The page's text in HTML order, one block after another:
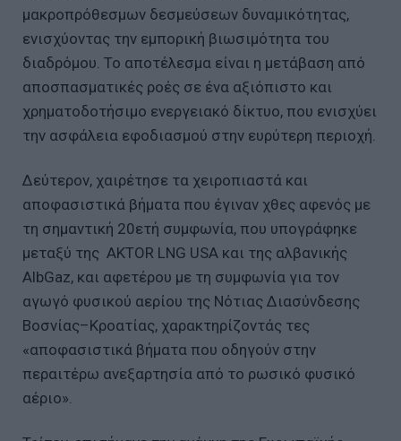
μακροπρόθεσμων δεσμεύσεων δυναμικότητας,
ενισχύοντας την εμπορική βιωσιμότητα του
διαδρόμου. Το αποτέλεσμα είναι η μετάβαση από
αποσπασματικές ροές σε ένα αξιόπιστο και
χρηματοδοτήσιμο ενεργειακό δίκτυο, που ενισχύει
την ασφάλεια εφοδιασμού στην ευρύτερη περιοχή.
Δεύτερον, χαιρέτησε τα χειροπιαστά και
αποφασιστικά βήματα που έγιναν χθες αφενός με
τη σημαντική 20ετή συμφωνία, που υπογράφηκε
μεταξύ της AKTOR LNG USA και της αλβανικής
AlbGaz, και αφετέρου με τη συμφωνία για τον
αγωγό φυσικού αερίου της Νότιας Διασύνδεσης
Βοσνίας–Κροατίας, χαρακτηρίζοντάς τες
«αποφασιστικά βήματα που οδηγούν στην
περαιτέρω ανεξαρτησία από το ρωσικό φυσικό
αέριο».